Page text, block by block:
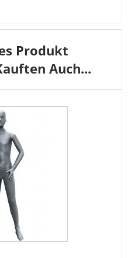
Produkt
Auch...